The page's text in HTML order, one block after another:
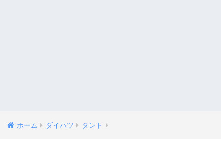
ホーム ダイハツ タント